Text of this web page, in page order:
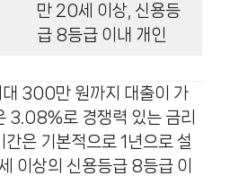
만 20세 이상, 신용등
급 8등급 이내 개인
대 300만 원까지 대출이 가
3.08%로 경쟁력 있는 금리
은 기본적으로 1년으로 설
이상의 신용등급 8등급 이